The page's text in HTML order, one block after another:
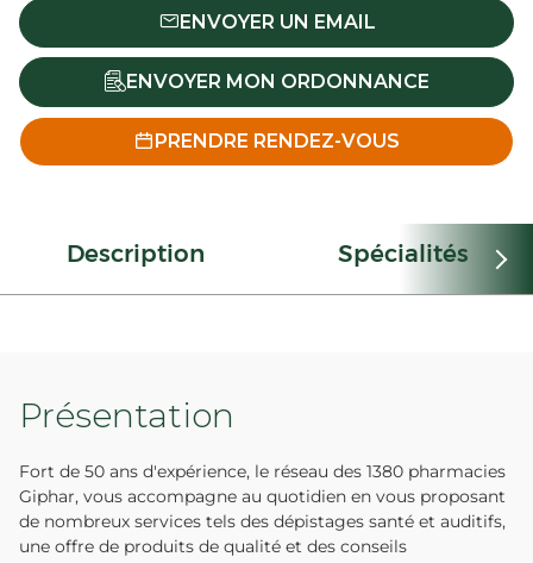
ENVOYER UN EMAIL
ENVOYER MON ORDONNANCE
PRENDRE RENDEZ-VOUS
Description Spécialités
Présentation
Fort de 50 ans d'expérience, le réseau des 1380 pharmacies
Giphar, vous accompagne au quotidien en vous proposant
de nombreux services tels des dépistages santé et auditifs,
une offre de produits de qualité et des conseils